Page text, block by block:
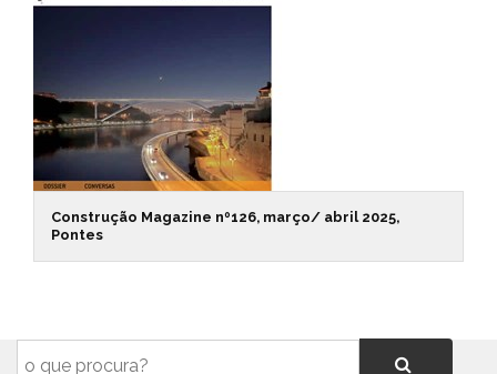
Construção Magazine nº126, março/ abril 2025,
Pontes